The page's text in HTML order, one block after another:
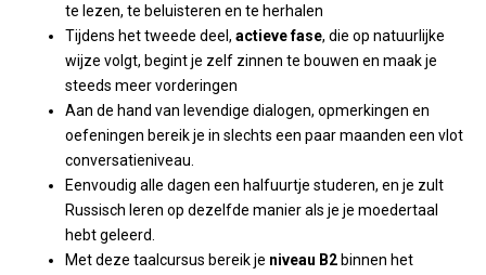
te lezen, te beluisteren en te herhalen
Tijdens het tweede deel, actieve fase, die op natuurlijke
wijze volgt, begint je zelf zinnen te bouwen en maak je
steeds meer vorderingen
Aan de hand van levendige dialogen, opmerkingen en
oefeningen bereik je in slechts een paar maanden een vlot
conversatieniveau.
Eenvoudig alle dagen een halfuurtje studeren, en je zult
Russisch leren op dezelfde manier als je je moedertaal
hebt geleerd.
Met deze taalcursus bereik je niveau B2 binnen het